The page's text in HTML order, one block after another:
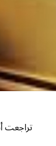
تراجعت أسعار الذهب،